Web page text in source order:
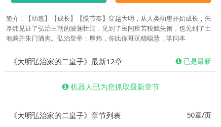
简介：【幼崽】【成长】【慢节奏】穿越大明，从人类幼崽开始成长，朱
厚炜见证了弘治王朝的波澜壮阔，见到了民间疾苦税赋失衡，也见到了土
地兼并朱门酒肉。弘治皇帝：厚炜，你比你哥沉稳聪慧，学问本
《大明弘治家的二皇子》最新12章 已是最新
机器人已为您抓取最新章节
《大明弘治家的二皇子》章节列表 50章/页